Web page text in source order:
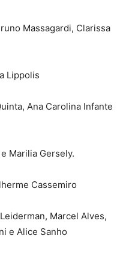
Massagardi, Clarissa
Lippolis
Ana Carolina Infante
Marilia Gersely.
Cassemiro
Marcel Alves,
e Alice Sanho